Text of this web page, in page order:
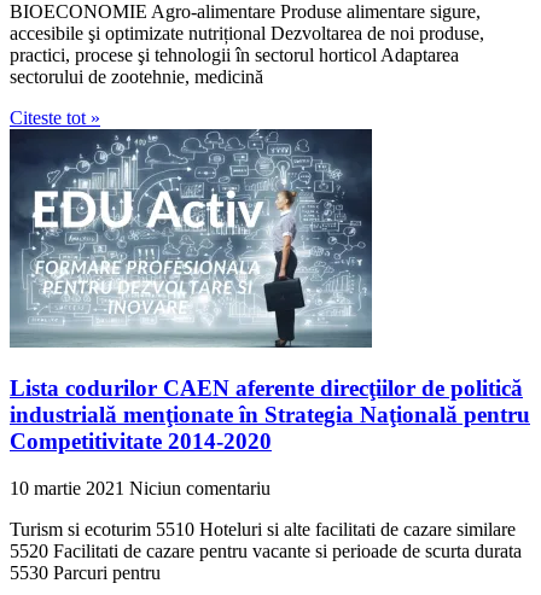
BIOECONOMIE Agro-alimentare Produse alimentare sigure,
accesibile şi optimizate nutrițional Dezvoltarea de noi produse,
practici, procese şi tehnologii în sectorul horticol Adaptarea
sectorului de zootehnie, medicină
Citeste tot »
Lista codurilor CAEN aferente direcţiilor de politică
industrială menţionate în Strategia Naţională pentru
Competitivitate 2014-2020
10 martie 2021 Niciun comentariu
Turism si ecoturim 5510 Hoteluri si alte facilitati de cazare similare
5520 Facilitati de cazare pentru vacante si perioade de scurta durata
5530 Parcuri pentru